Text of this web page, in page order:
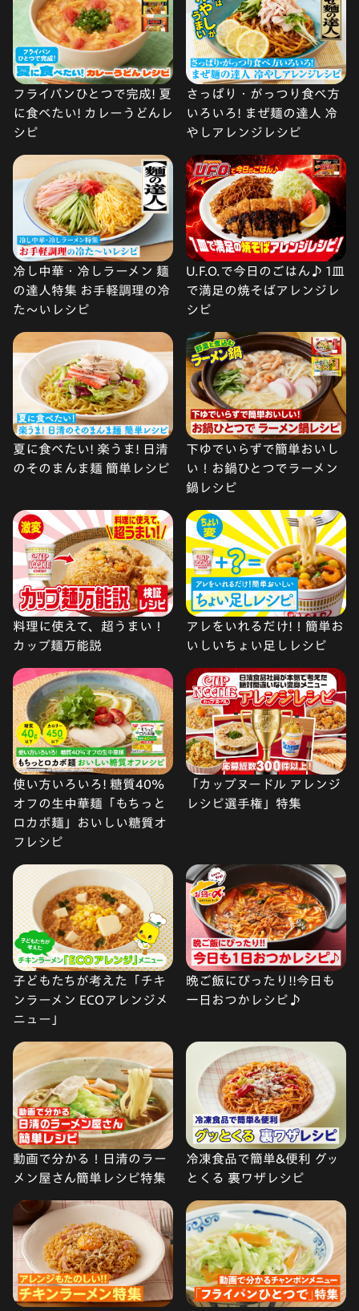
フライパンひとつで完成! 夏
に食べたい! カレーうどんレ
シピ
さっぱり・がっつり食べ方
いろいろ! まぜ麺の達人 冷
やしアレンジレシピ
冷し中華・冷しラーメン 麺
の達人特集 お手軽調理の冷
た〜いレシピ
U.F.O.で今日のごはん♪ 1皿
で満足の焼そばアレンジレ
シピ
夏に食べたい! 楽うま! 日清
のそのまんま麺 簡単レシピ
下ゆでいらずで簡単おいし
い！お鍋ひとつでラーメン
鍋レシピ
料理に使えて、超うまい！
カップ麺万能説
アレをいれるだけ!！簡単お
いしいちょい足しレシピ
使い方いろいろ! 糖質40%
オフの生中華麺「もちっと
ロカボ麺」おいしい糖質オ
フレシピ
「カップヌードル アレンジ
レシピ選手権」特集
子どもたちが考えた「チキ
ンラーメン ECOアレンジメ
ニュー」
晩ご飯にぴったり!!今日も
一日おつかレシピ♪
動画で分かる！日清のラー
メン屋さん簡単レシピ特集
冷凍食品で簡単&便利 グッ
とくる 裏ワザレシピ